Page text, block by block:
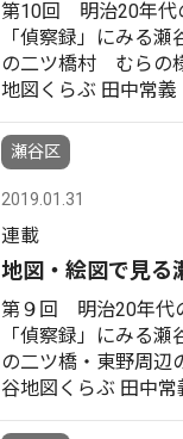
第10回 明治20年代
「偵察録」にみる
の二ツ橋村 むらの
地図くらぶ 田中常義
瀬谷区
2019.01.31
連載
地図・絵図で見る
第９回 明治20年代
「偵察録」にみる
の二ツ橋・東野周辺
谷地図くらぶ 田中常